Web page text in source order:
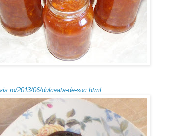
2013/06/dulceata-de-soc.html